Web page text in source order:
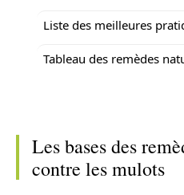
Liste des meilleures
Tableau des remèdes
Les bases des
contre les mulots